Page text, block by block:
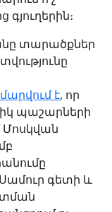
տարածքներ
է, որ
պաշարների
Մոսկվան
գետի և